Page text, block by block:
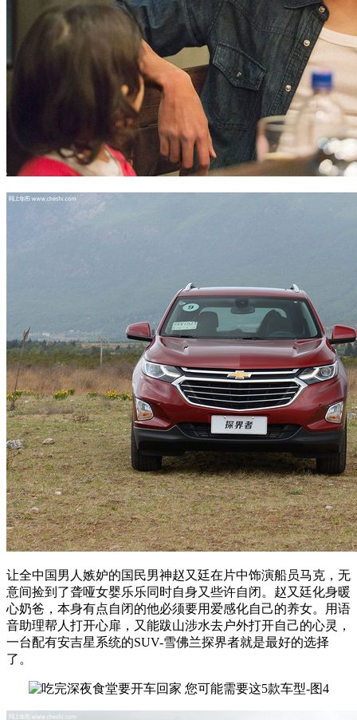
让全中国男人嫉妒的国民男神赵又廷在片中饰演船员马克，无
意间捡到了聋哑女婴乐乐同时自身又些许自闭。赵又廷化身暖
心奶爸，本身有点自闭的他必须要用爱感化自己的养女。用语
音助理帮人打开心扉，又能跋山涉水去户外打开自己的心灵，
一台配有安吉星系统的SUV-雪佛兰探界者就是最好的选择
了。